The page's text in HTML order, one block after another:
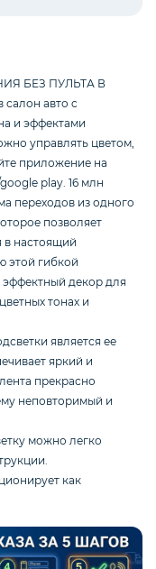
БЕЗ ПУЛЬТА В
авто c
и эффектами
управлять цветом,
приложение на
play. 16 млн
переходов из одного
позволяет
в настоящий
этой гибкой
декор для
тонах и
является ее
яркий и
прекрасно
неповторимый и
можно легко
как